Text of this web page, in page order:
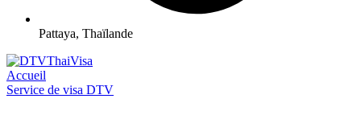
Pattaya, Thaïlande
Accueil
Service de visa DTV